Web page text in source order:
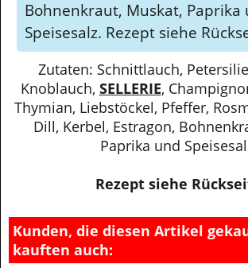
Bohnenkraut, Muskat, Paprika
Speisesalz. Rezept siehe
Zutaten: Schnittlauch,
Knoblauch, SELLERIE,
Thymian, Liebstöckel, Pfeffer,
Dill, Kerbel, Estragon,
Paprika und
Rezept siehe
Kunden, die diesen Artikel
kauften auch: